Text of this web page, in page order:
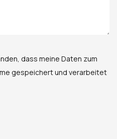
dass meine Daten zum
gespeichert und verarbeitet